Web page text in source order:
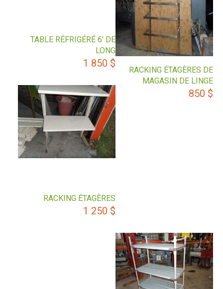
RACKING ÉTAGÈRES DE
MAGASIN DE LINGE
850 $
TABLE RÉFRIGÉRÉ 6′ DE
LONG
1 850 $
RACKING ÉTAGÈRES
1 250 $